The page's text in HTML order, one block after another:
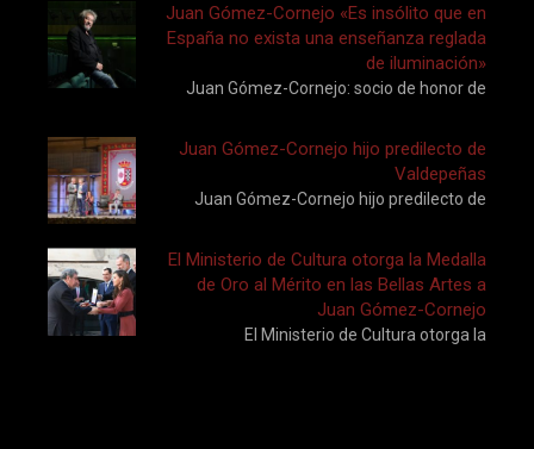
Juan Gómez-Cornejo «Es insólito que en
España no exista una enseñanza reglada
de iluminación»
Juan Gómez-Cornejo: socio de honor de
Juan Gómez-Cornejo hijo predilecto de
Valdepeñas
Juan Gómez-Cornejo hijo predilecto de
El Ministerio de Cultura otorga la Medalla
de Oro al Mérito en las Bellas Artes a
Juan Gómez-Cornejo
El Ministerio de Cultura otorga la